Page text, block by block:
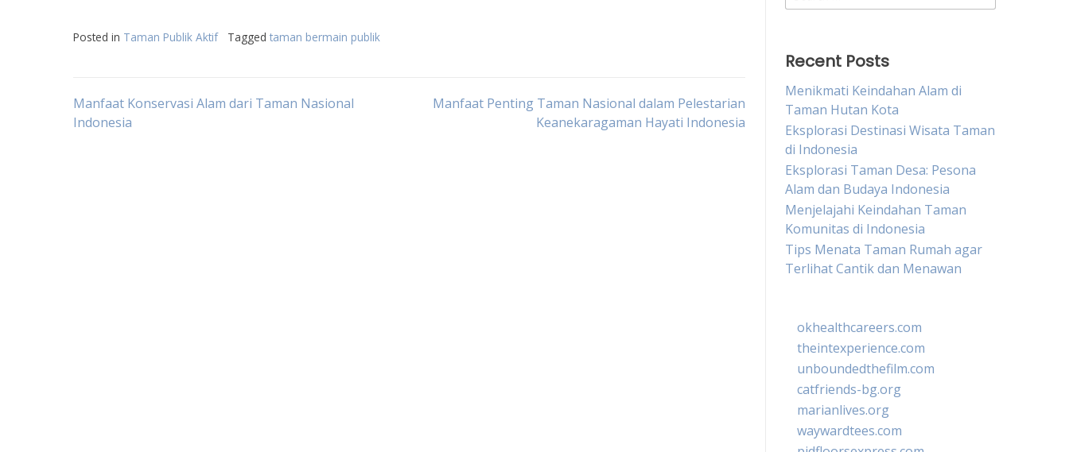
Posted in Taman Publik Aktif Tagged taman bermain publik
Post
Manfaat Konservasi Alam dari Taman Nasional
Indonesia
Manfaat Penting Taman Nasional dalam Pelestarian
Keanekaragaman Hayati Indonesia
for:
Recent Posts
Menikmati Keindahan Alam di
Taman Hutan Kota
Eksplorasi Destinasi Wisata Taman
di Indonesia
Eksplorasi Taman Desa: Pesona
Alam dan Budaya Indonesia
Menjelajahi Keindahan Taman
Komunitas di Indonesia
Tips Menata Taman Rumah agar
Terlihat Cantik dan Menawan
okhealthcareers.com
theintexperience.com
unboundedthefilm.com
catfriends-bg.org
marianlives.org
waywardtees.com